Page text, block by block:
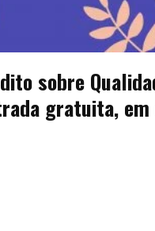
sobre
gratuita,